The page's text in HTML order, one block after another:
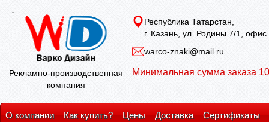
Рекламно-производственная
компания
Республика Татарстан,
г. Казань, ул. Родины 7/1, офис
warco-znaki@mail.ru
Минимальная сумма заказа
О компании Как купить? Цены Доставка Сертификаты